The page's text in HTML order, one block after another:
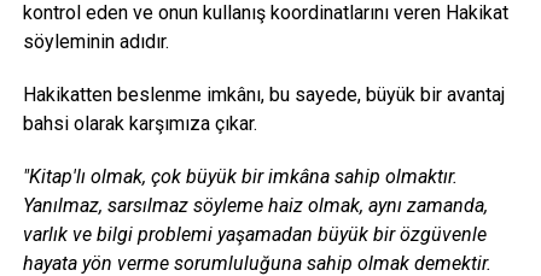
kontrol eden ve onun kullanış koordinatlarını veren Hakikat
söyleminin adıdır.
Hakikatten beslenme imkânı, bu sayede, büyük bir avantaj
bahsi olarak karşımıza çıkar.
"Kitap'lı olmak, çok büyük bir imkâna sahip olmaktır.
Yanılmaz, sarsılmaz söyleme haiz olmak, aynı zamanda,
varlık ve bilgi problemi yaşamadan büyük bir özgüvenle
hayata yön verme sorumluluğuna sahip olmak demektir.